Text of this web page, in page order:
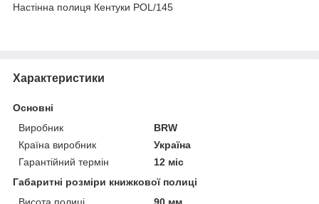
Настінна полиця Кентуки POL/145
Характеристики
Основні
Виробник
BRW
Країна виробник
Україна
Гарантійний термін
12 міс
Габаритні розміри книжкової полиці
Висота полиці
90 мм